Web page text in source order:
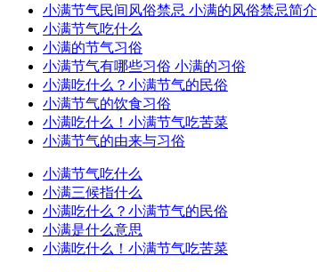
小满节气民间风俗禁忌 小满的风俗禁忌简介
小满节气吃什么
小满的节气习俗
小满节气有哪些习俗 小满的习俗
小满吃什么？小满节气的民俗
小满节气的饮食习俗
小满吃什么！小满节气吃苦菜
小满节气的由来与习俗
小满节气吃什么
小满三候指什么
小满吃什么？小满节气的民俗
小满是什么意思
小满吃什么！小满节气吃苦菜